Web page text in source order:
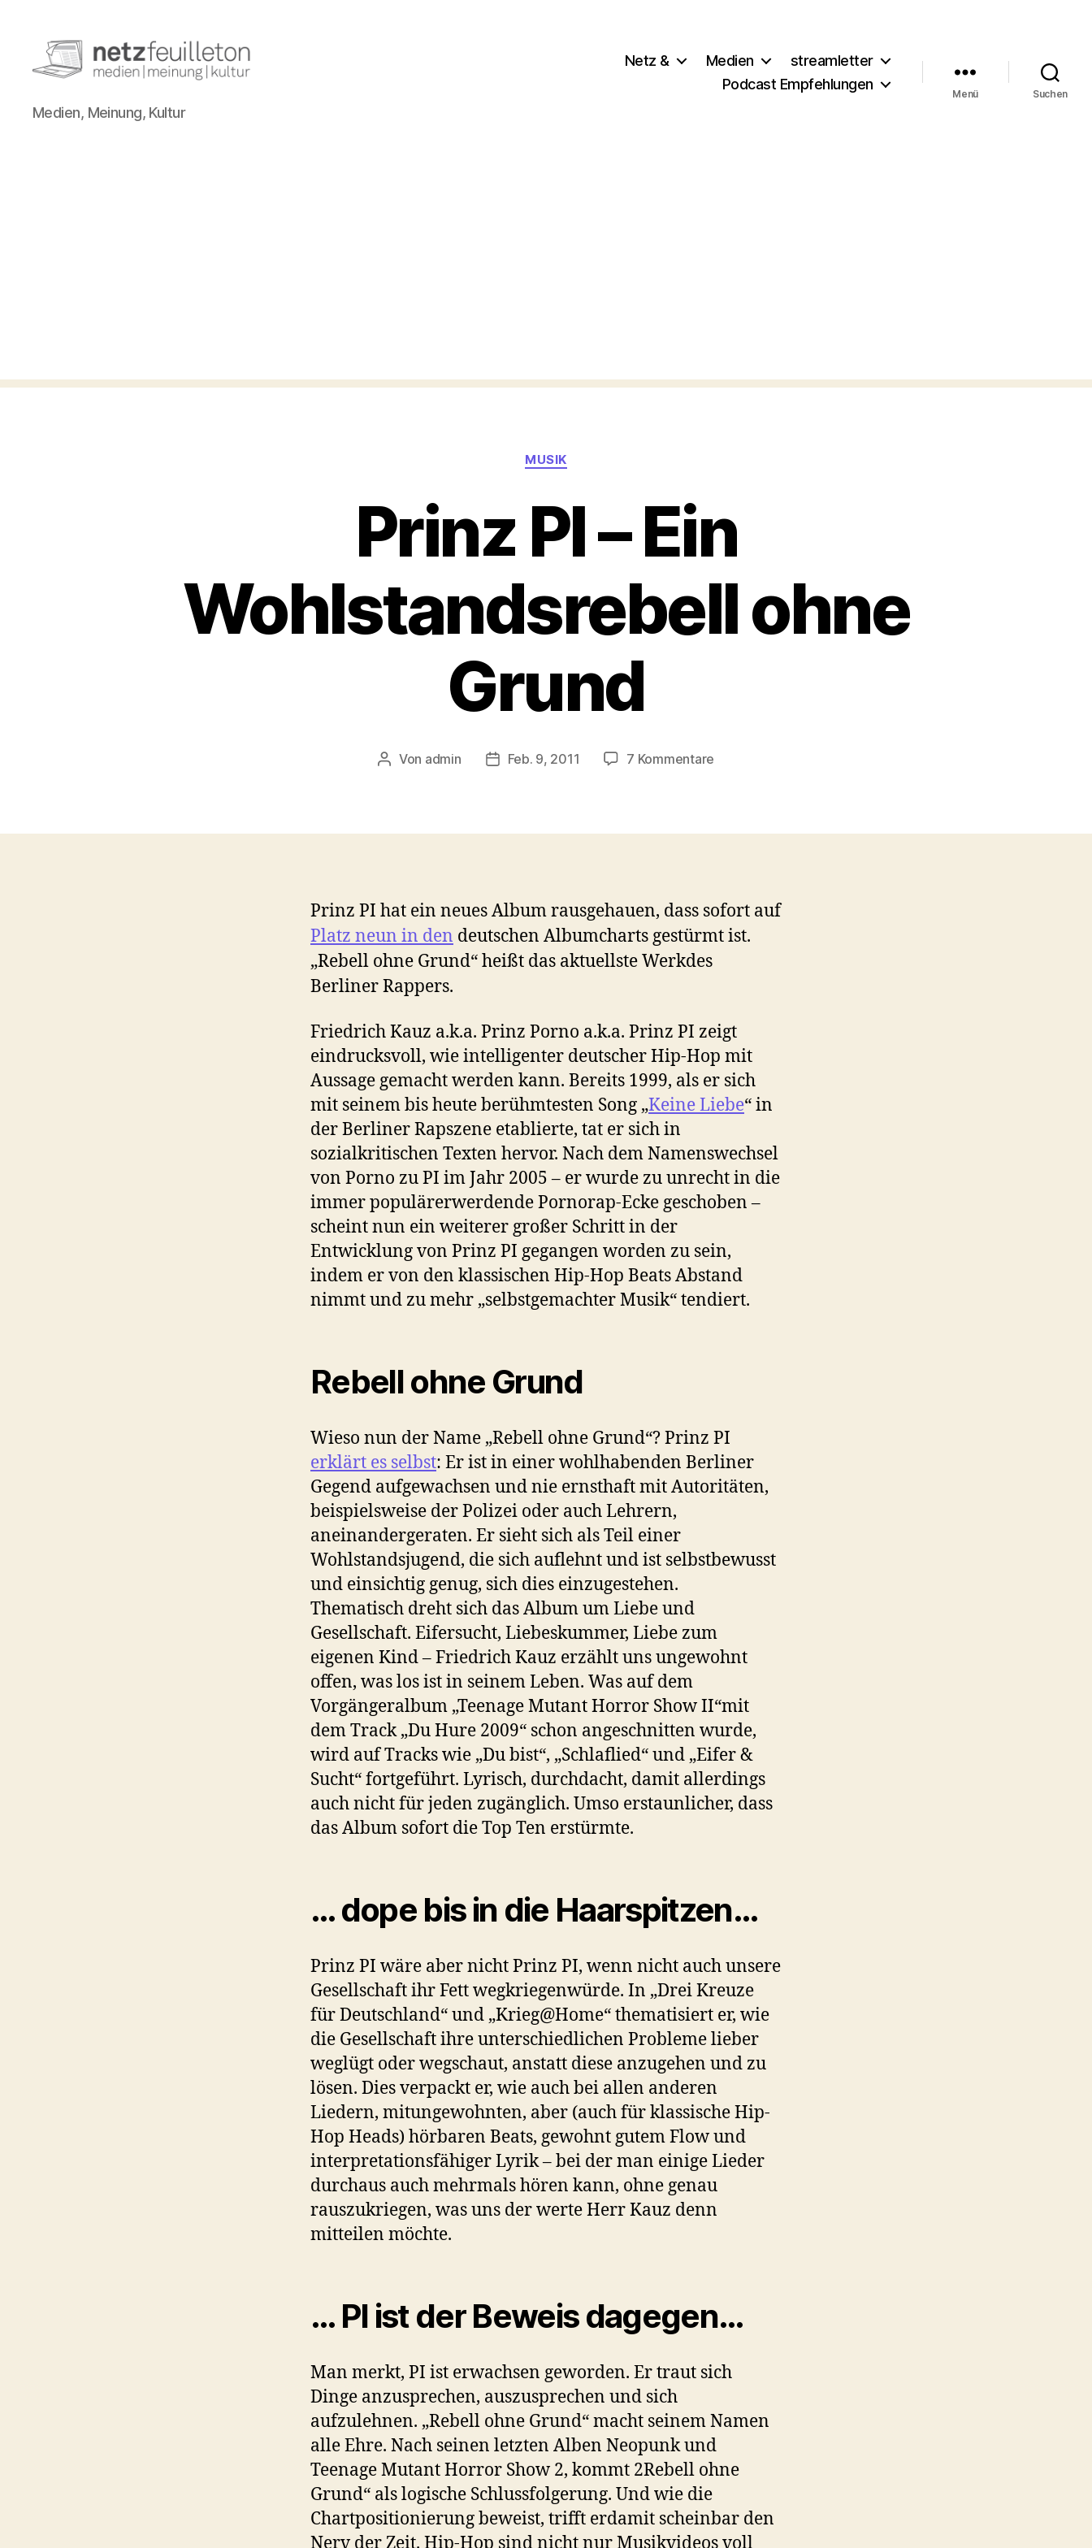
netzfeuilleton.de
Medien, Meinung, Kultur
Netz & Medien
streamletter
Podcast Empfehlungen
Menü Suchen
Kategorien
MUSIK
Prinz PI – Ein
Wohlstandsrebell ohne
Grund
Beitragsautor
Von admin Veröffentlichungsdatum
Feb. 9, 2011 7 Kommentare
Ein
Prinz PI hat ein neues Album rausgehauen, dass sofort auf
Platz neun in den deutschen Albumcharts gestürmt ist.
„Rebell ohne Grund“ heißt das aktuellste Werkdes
Berliner Rappers.
Friedrich Kauz a.k.a. Prinz Porno a.k.a. Prinz PI zeigt
eindrucksvoll, wie intelligenter deutscher Hip-Hop mit
Aussage gemacht werden kann. Bereits 1999, als er sich
mit seinem bis heute berühmtesten Song „Keine Liebe“ in
der Berliner Rapszene etablierte, tat er sich in
sozialkritischen Texten hervor. Nach dem Namenswechsel
von Porno zu PI im Jahr 2005 – er wurde zu unrecht in die
immer populärerwerdende Pornorap-Ecke geschoben –
scheint nun ein weiterer großer Schritt in der
Entwicklung von Prinz PI gegangen worden zu sein,
indem er von den klassischen Hip-Hop Beats Abstand
nimmt und zu mehr „selbstgemachter Musik“ tendiert.
Rebell ohne Grund
Wieso nun der Name „Rebell ohne Grund“? Prinz PI
erklärt es selbst: Er ist in einer wohlhabenden Berliner
Gegend aufgewachsen und nie ernsthaft mit Autoritäten,
beispielsweise der Polizei oder auch Lehrern,
aneinandergeraten. Er sieht sich als Teil einer
Wohlstandsjugend, die sich auflehnt und ist selbstbewusst
und einsichtig genug, sich dies einzugestehen.
Thematisch dreht sich das Album um Liebe und
Gesellschaft. Eifersucht, Liebeskummer, Liebe zum
eigenen Kind – Friedrich Kauz erzählt uns ungewohnt
offen, was los ist in seinem Leben. Was auf dem
Vorgängeralbum „Teenage Mutant Horror Show II“mit
dem Track „Du Hure 2009“ schon angeschnitten wurde,
wird auf Tracks wie „Du bist“, „Schlaflied“ und „Eifer &
Sucht“ fortgeführt. Lyrisch, durchdacht, damit allerdings
auch nicht für jeden zugänglich. Umso erstaunlicher, dass
das Album sofort die Top Ten erstürmte.
… dope bis in die Haarspitzen…
Prinz PI wäre aber nicht Prinz PI, wenn nicht auch unsere
Gesellschaft ihr Fett wegkriegenwürde. In „Drei Kreuze
für Deutschland“ und „Krieg@Home“ thematisiert er, wie
die Gesellschaft ihre unterschiedlichen Probleme lieber
weglügt oder wegschaut, anstatt diese anzugehen und zu
lösen. Dies verpackt er, wie auch bei allen anderen
Liedern, mitungewohnten, aber (auch für klassische Hip-
Hop Heads) hörbaren Beats, gewohnt gutem Flow und
interpretationsfähiger Lyrik – bei der man einige Lieder
durchaus auch mehrmals hören kann, ohne genau
rauszukriegen, was uns der werte Herr Kauz denn
mitteilen möchte.
… PI ist der Beweis dagegen…
Man merkt, PI ist erwachsen geworden. Er traut sich
Dinge anzusprechen, auszusprechen und sich
aufzulehnen. „Rebell ohne Grund“ macht seinem Namen
alle Ehre. Nach seinen letzten Alben Neopunk und
Teenage Mutant Horror Show 2, kommt 2Rebell ohne
Grund“ als logische Schlussfolgerung. Und wie die
Chartpositionierung beweist, trifft erdamit scheinbar den
Nerv der Zeit. Hip-Hop sind nicht nur Musikvideos voll